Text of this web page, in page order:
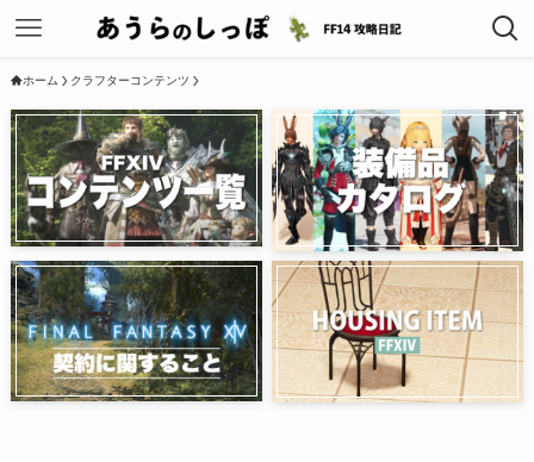
ホーム クラフターコンテンツ